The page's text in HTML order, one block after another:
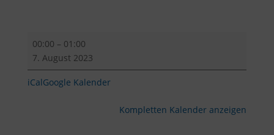
Schulbeginn,
Einführungstage
00:00 – 01:00
7. August 2023
iCalGoogle Kalender
Kompletten Kalender anzeigen